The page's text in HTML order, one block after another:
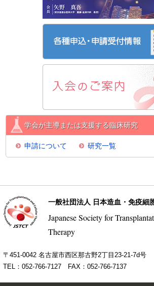
学会が主導または支援する臨床研究
申請について 研究一覧
一般社団法人 日本造血・免疫細
Japanese Society for
Therapy
〒451-0042 名古屋市西区那古野2丁目23-21-7d号
TEL：052-766-7127 FAX：052-766-7137